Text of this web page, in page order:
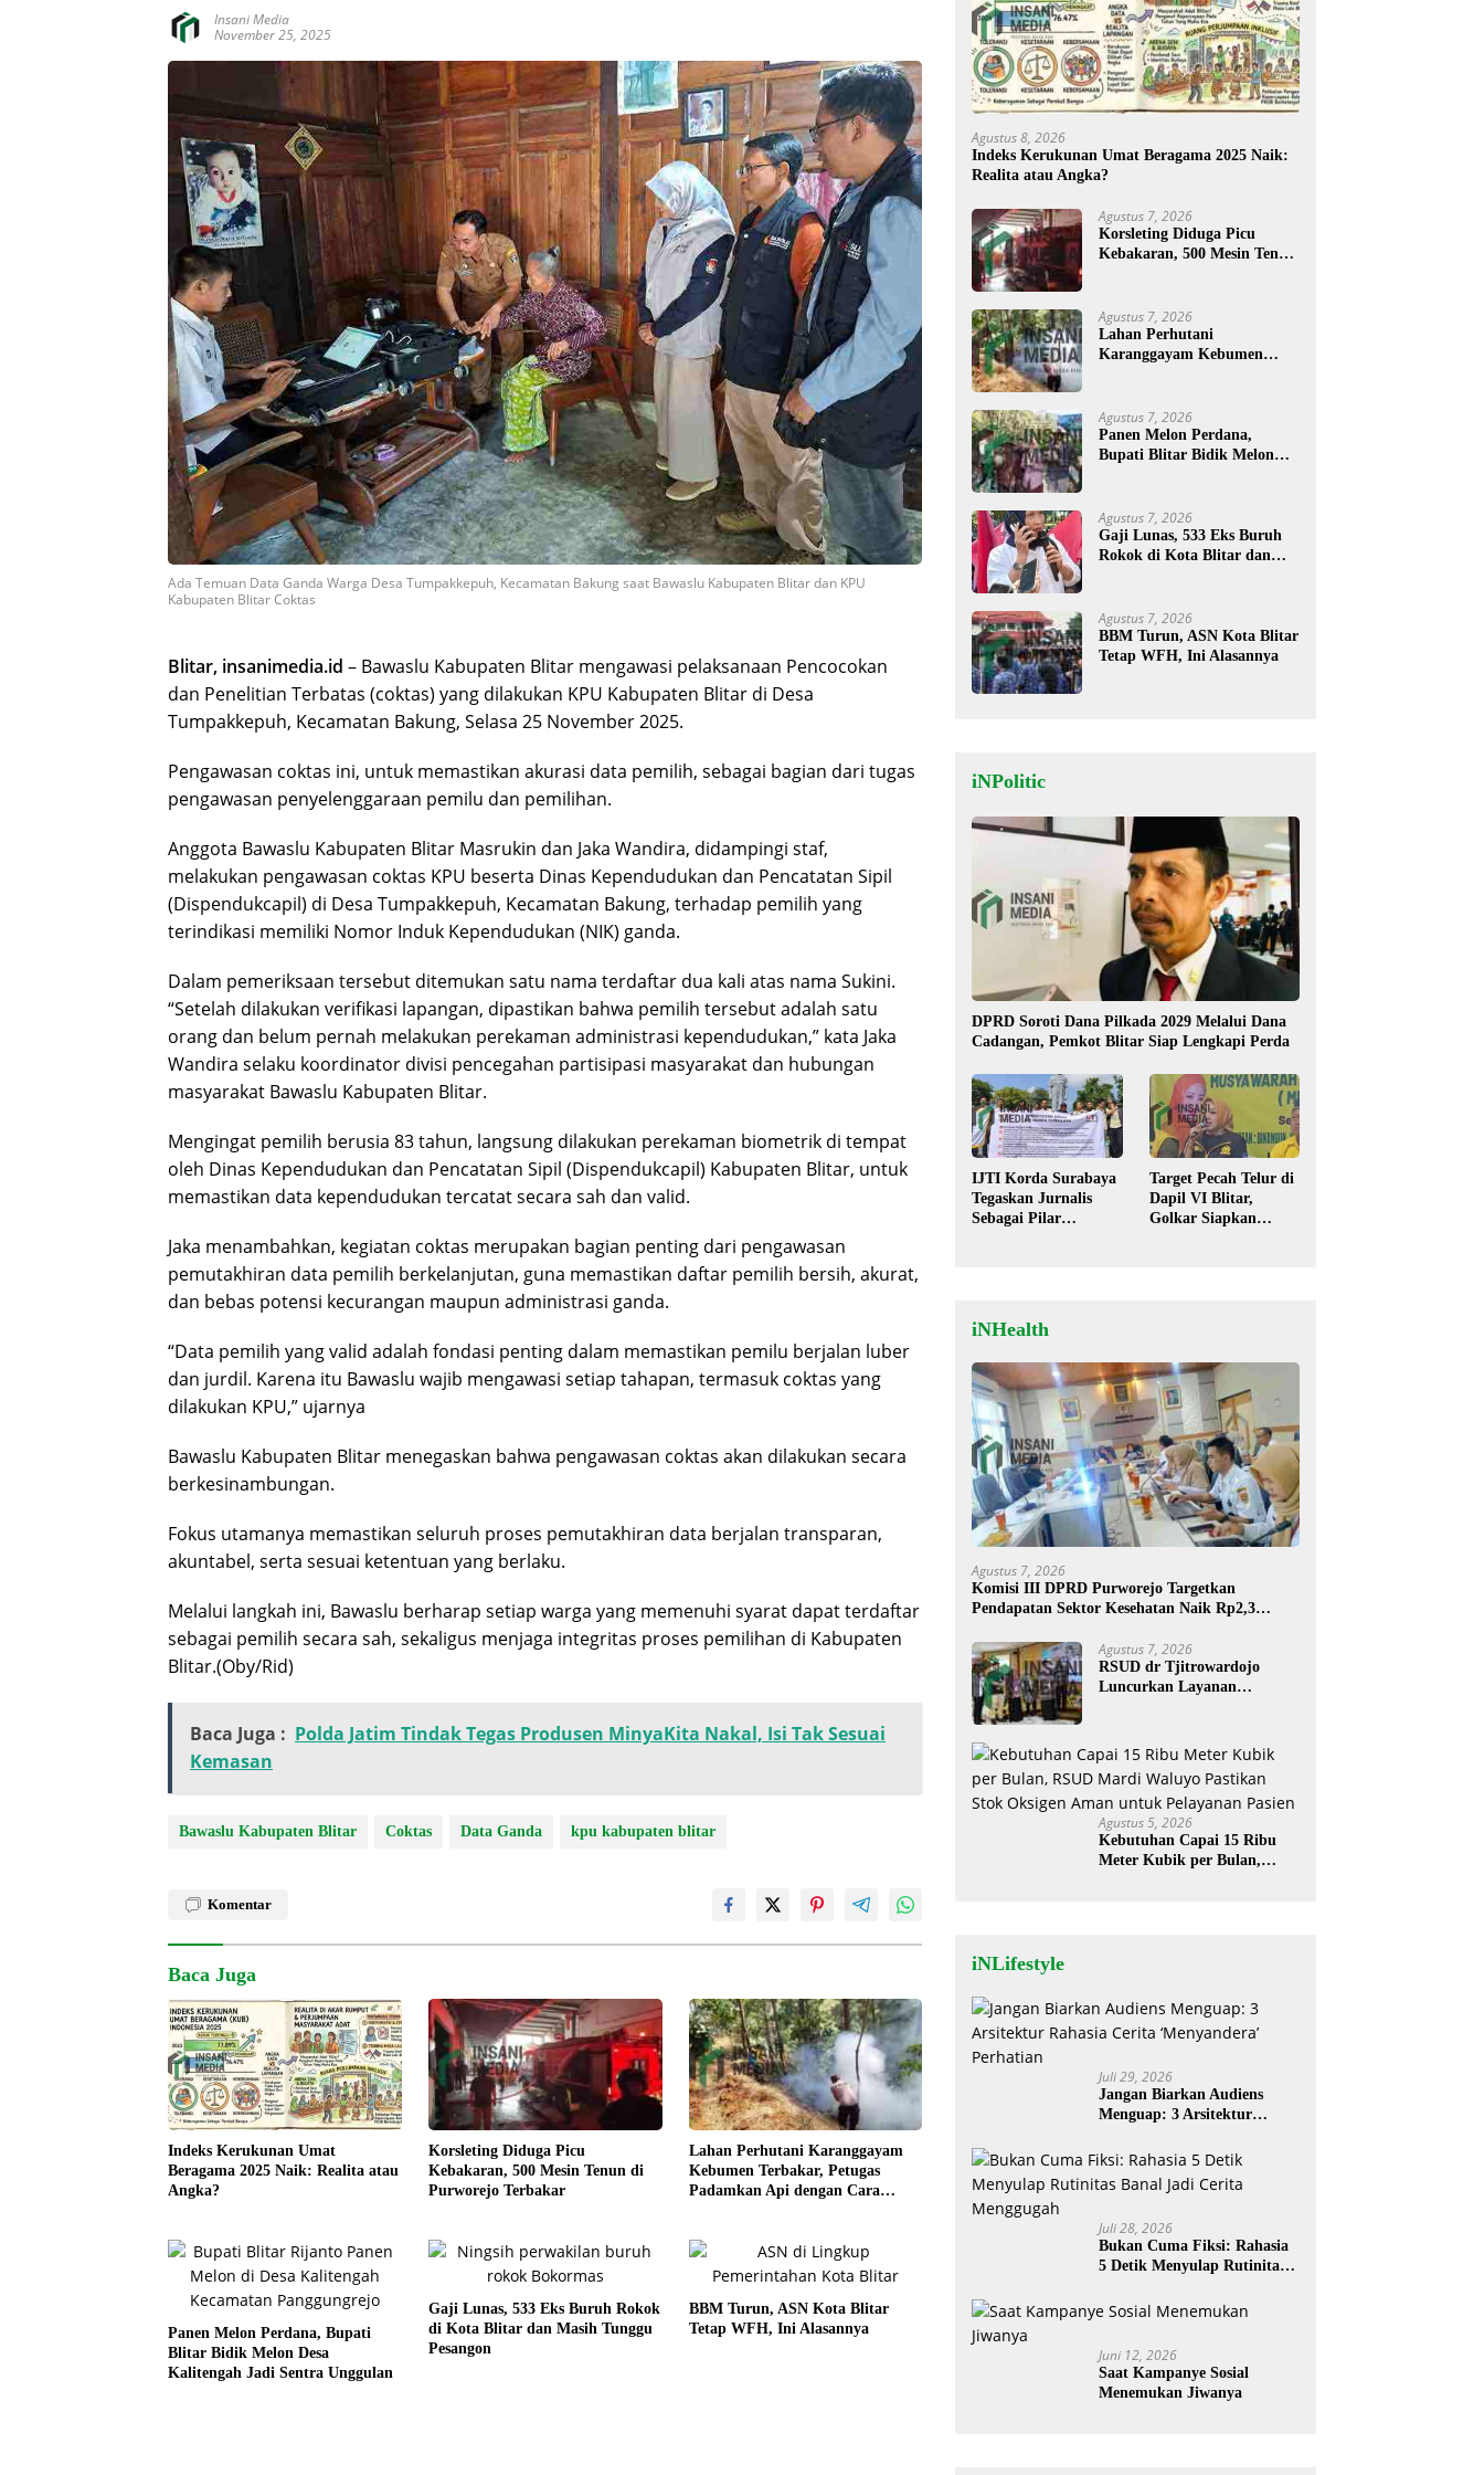
Insani Media
November 25, 2025
Ada Temuan Data Ganda Warga Desa Tumpakkepuh, Kecamatan Bakung saat Bawaslu Kabupaten Blitar dan KPU
Kabupaten Blitar Coktas
Blitar, insanimedia.id – Bawaslu Kabupaten Blitar mengawasi pelaksanaan Pencocokan
dan Penelitian Terbatas (coktas) yang dilakukan KPU Kabupaten Blitar di Desa
Tumpakkepuh, Kecamatan Bakung, Selasa 25 November 2025.
Pengawasan coktas ini, untuk memastikan akurasi data pemilih, sebagai bagian dari tugas
pengawasan penyelenggaraan pemilu dan pemilihan.
Anggota Bawaslu Kabupaten Blitar Masrukin dan Jaka Wandira, didampingi staf,
melakukan pengawasan coktas KPU beserta Dinas Kependudukan dan Pencatatan Sipil
(Dispendukcapil) di Desa Tumpakkepuh, Kecamatan Bakung, terhadap pemilih yang
terindikasi memiliki Nomor Induk Kependudukan (NIK) ganda.
Dalam pemeriksaan tersebut ditemukan satu nama terdaftar dua kali atas nama Sukini.
“Setelah dilakukan verifikasi lapangan, dipastikan bahwa pemilih tersebut adalah satu
orang dan belum pernah melakukan perekaman administrasi kependudukan,” kata Jaka
Wandira selaku koordinator divisi pencegahan partisipasi masyarakat dan hubungan
masyarakat Bawaslu Kabupaten Blitar.
Mengingat pemilih berusia 83 tahun, langsung dilakukan perekaman biometrik di tempat
oleh Dinas Kependudukan dan Pencatatan Sipil (Dispendukcapil) Kabupaten Blitar, untuk
memastikan data kependudukan tercatat secara sah dan valid.
Jaka menambahkan, kegiatan coktas merupakan bagian penting dari pengawasan
pemutakhiran data pemilih berkelanjutan, guna memastikan daftar pemilih bersih, akurat,
dan bebas potensi kecurangan maupun administrasi ganda.
“Data pemilih yang valid adalah fondasi penting dalam memastikan pemilu berjalan luber
dan jurdil. Karena itu Bawaslu wajib mengawasi setiap tahapan, termasuk coktas yang
dilakukan KPU,” ujarnya
Bawaslu Kabupaten Blitar menegaskan bahwa pengawasan coktas akan dilakukan secara
berkesinambungan.
Fokus utamanya memastikan seluruh proses pemutakhiran data berjalan transparan,
akuntabel, serta sesuai ketentuan yang berlaku.
Melalui langkah ini, Bawaslu berharap setiap warga yang memenuhi syarat dapat terdaftar
sebagai pemilih secara sah, sekaligus menjaga integritas proses pemilihan di Kabupaten
Blitar.(Oby/Rid)
Baca Juga : Polda Jatim Tindak Tegas Produsen MinyaKita Nakal, Isi Tak Sesuai
Kemasan
Bawaslu Kabupaten Blitar Coktas Data Ganda kpu kabupaten blitar
Komentar
Baca Juga
Indeks Kerukunan Umat
Beragama 2025 Naik: Realita atau
Angka?
Korsleting Diduga Picu
Kebakaran, 500 Mesin Tenun di
Purworejo Terbakar
Lahan Perhutani Karanggayam
Kebumen Terbakar, Petugas
Padamkan Api dengan Cara
Panen Melon Perdana, Bupati
Blitar Bidik Melon Desa
Kalitengah Jadi Sentra Unggulan
Gaji Lunas, 533 Eks Buruh Rokok
di Kota Blitar dan Masih Tunggu
Pesangon
BBM Turun, ASN Kota Blitar
Tetap WFH, Ini Alasannya
Agustus 8, 2026
Indeks Kerukunan Umat Beragama 2025 Naik:
Realita atau Angka?
Agustus 7, 2026
Korsleting Diduga Picu
Kebakaran, 500 Mesin Tenun
Agustus 7, 2026
Lahan Perhutani
Karanggayam Kebumen
Agustus 7, 2026
Panen Melon Perdana,
Bupati Blitar Bidik Melon
Agustus 7, 2026
Gaji Lunas, 533 Eks Buruh
Rokok di Kota Blitar dan
Agustus 7, 2026
BBM Turun, ASN Kota Blitar
Tetap WFH, Ini Alasannya
iNPolitic
DPRD Soroti Dana Pilkada 2029 Melalui Dana
Cadangan, Pemkot Blitar Siap Lengkapi Perda
IJTI Korda Surabaya
Tegaskan Jurnalis
Sebagai Pilar
Target Pecah Telur di
Dapil VI Blitar,
Golkar Siapkan
iNHealth
Agustus 7, 2026
Komisi III DPRD Purworejo Targetkan
Pendapatan Sektor Kesehatan Naik Rp2,3
Agustus 7, 2026
RSUD dr Tjitrowardojo
Luncurkan Layanan
Agustus 5, 2026
Kebutuhan Capai 15 Ribu
Meter Kubik per Bulan,
iNLifestyle
Juli 29, 2026
Jangan Biarkan Audiens
Menguap: 3 Arsitektur
Perhatian
Juli 28, 2026
Bukan Cuma Fiksi: Rahasia
5 Detik Menyulap Rutinitas
Menggugah
Juni 12, 2026
Saat Kampanye Sosial
Menemukan Jiwanya